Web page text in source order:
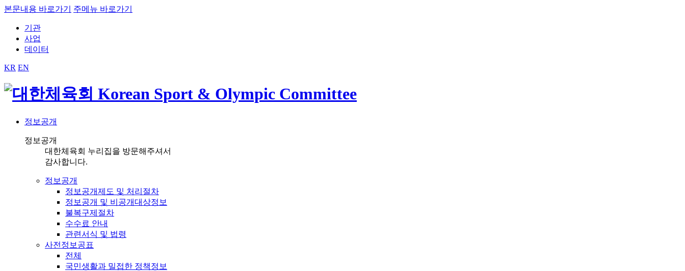
본문내용 바로가기 주메뉴 바로가기
기관
사업
데이터
KR EN
정보공개
정보공개
대한체육회 누리집을 방문해주셔서
감사합니다.
정보공개
정보공개제도 및 처리절차
정보공개 및 비공개대상정보
불복구제절차
수수료 안내
관련서식 및 법령
사전정보공표
전체
국민생활과 밀접한 정책정보